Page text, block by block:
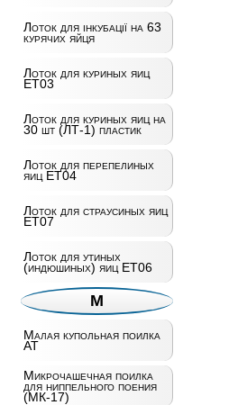
Лоток для інкубації на 63
курячих яйця
Лоток для куриных яиц
ET03
Лоток для куриных яиц на
30 шт (ЛТ-1) пластик
Лоток для перепелиных
яиц ET04
Лоток для страусиных яиц
ET07
Лоток для утиных
(индюшиных) яиц ET06
М
Малая купольная поилка
AT
Микрочашечная поилка
для ниппельного поения
(МК-17)